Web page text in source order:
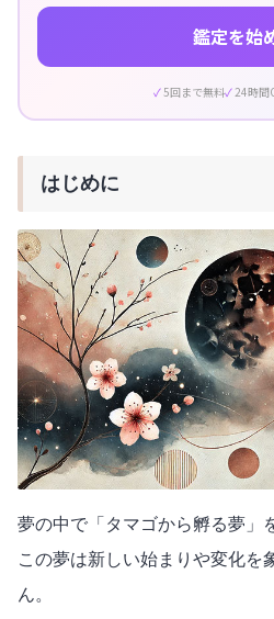
鑑定を始
5回まで無料 24時間
はじめに
夢の中で「タマゴから孵る夢」
この夢は新しい始まりや変化を
ん。